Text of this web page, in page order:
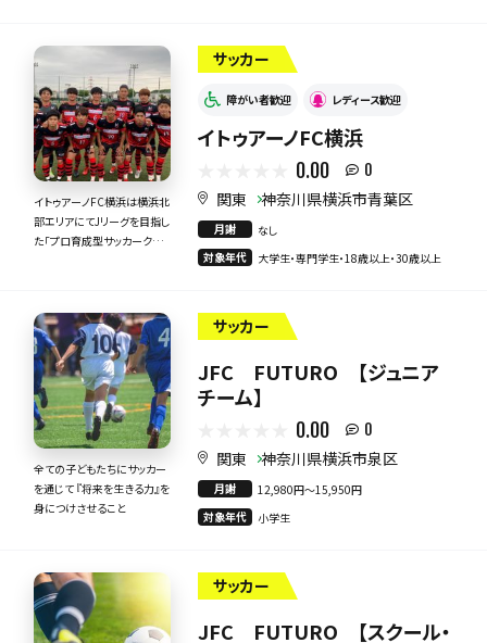
イトゥアーノFC横浜は横浜北
部エリアにてJリーグを目指し
た「プロ育成型サッカークラ
サッカー
障がい者歓迎 レディース歓迎
イトゥアーノFC横浜
0.00 0
関東 神奈川県横浜市青葉区
月謝
なし
対象年代
大学生・専門学生・18歳以上・30歳以上
全ての子どもたちにサッカー
を通じて 『将来を生きる力』を
身につけさせること
サッカー
JFC FUTURO 【ジュニア
チーム】
0.00 0
関東 神奈川県横浜市泉区
月謝
12,980円〜15,950円
対象年代
小学生
サッカー
JFC FUTURO 【スクール・